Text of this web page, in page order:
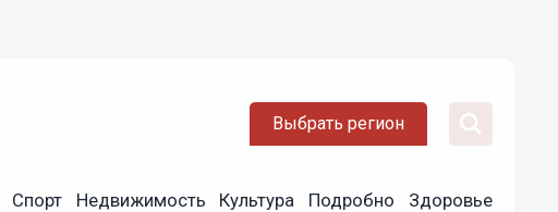
Выбрать регион
Спорт Недвижимость Культура Подробно Здоровье